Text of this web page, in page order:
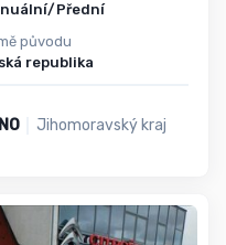
Přední
původu
republika
Jihomoravský kraj